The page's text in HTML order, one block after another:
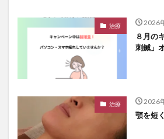
治療 2026
８月の
刺鍼」
治療 2026
顎を短